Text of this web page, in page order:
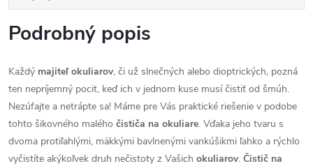
Podrobný popis
Každý majiteľ okuliarov, či už slnečných alebo dioptrických, pozná
ten nepríjemný pocit, keď ich v jednom kuse musí čistiť od šmúh.
Nezúfajte a netrápte sa! Máme pre Vás praktické riešenie v podobe
tohto šikovného malého čističa na okuliare. Vďaka jeho tvaru s
dvoma protiľahlými, mäkkými bavlnenými vankúšikmi ľahko a rýchlo
vyčistíte akýkoľvek druh nečistoty z Vašich okuliarov. Čistič na